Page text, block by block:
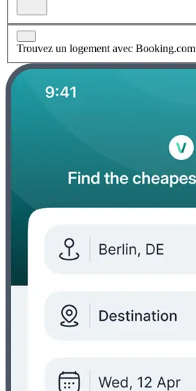
Trouvez un logement avec Booking.com